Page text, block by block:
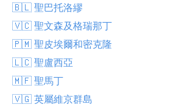
🇧🇱 聖巴托洛繆
🇻🇨 聖文森及格瑞那丁
🇵🇲 聖皮埃爾和密克隆
🇱🇨 聖盧西亞
🇲🇫 聖馬丁
🇻🇬 英屬維京群島